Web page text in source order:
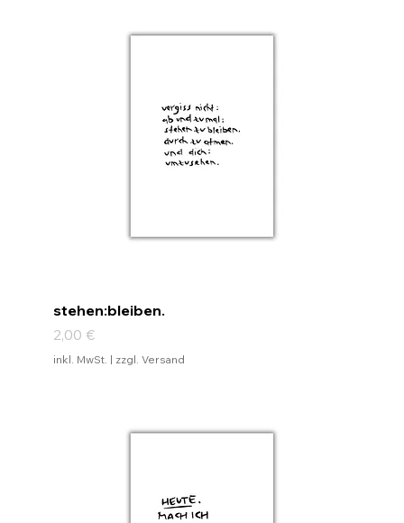
stehen:bleiben.
Preis
2,00 €
inkl. MwSt. | zzgl. Versand